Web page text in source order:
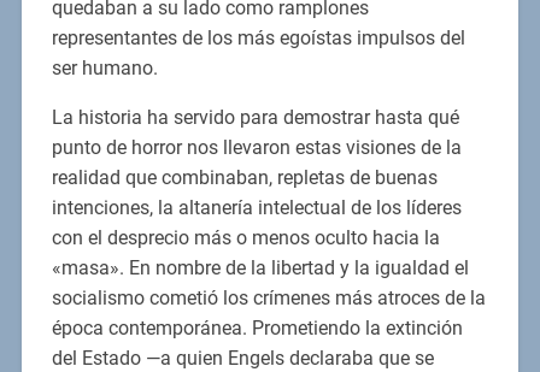
quedaban a su lado como ramplones
representantes de los más egoístas impulsos del
ser humano.
La historia ha servido para demostrar hasta qué
punto de horror nos llevaron estas visiones de la
realidad que combinaban, repletas de buenas
intenciones, la altanería intelectual de los líderes
con el desprecio más o menos oculto hacia la
«masa». En nombre de la libertad y la igualdad el
socialismo cometió los crímenes más atroces de la
época contemporánea. Prometiendo la extinción
del Estado —a quien Engels declaraba que se